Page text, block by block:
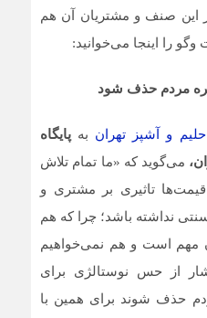
بر این صنف و مشتریان آن هم
را اینجا می‌خوانید:
مردم حذف شود
و آشپز تهران به پایگاه
می‌گوید که «ما تمام تلاش
قیمت‌ها تاثیری بر مشتری و
نداشته باشد؛ چرا که هم
مهم است و هم نمی‌خواهیم
از حس نوستالژی برای
حذف شوند برای همین با